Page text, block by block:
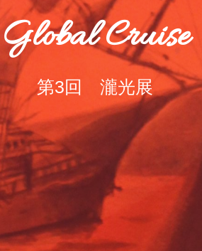
Global Cruise
第3回 瀧光展